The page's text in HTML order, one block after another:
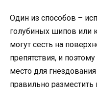
Один из способов –
голубиных шипов или
могут сесть на
препятствия, и
место для
правильно